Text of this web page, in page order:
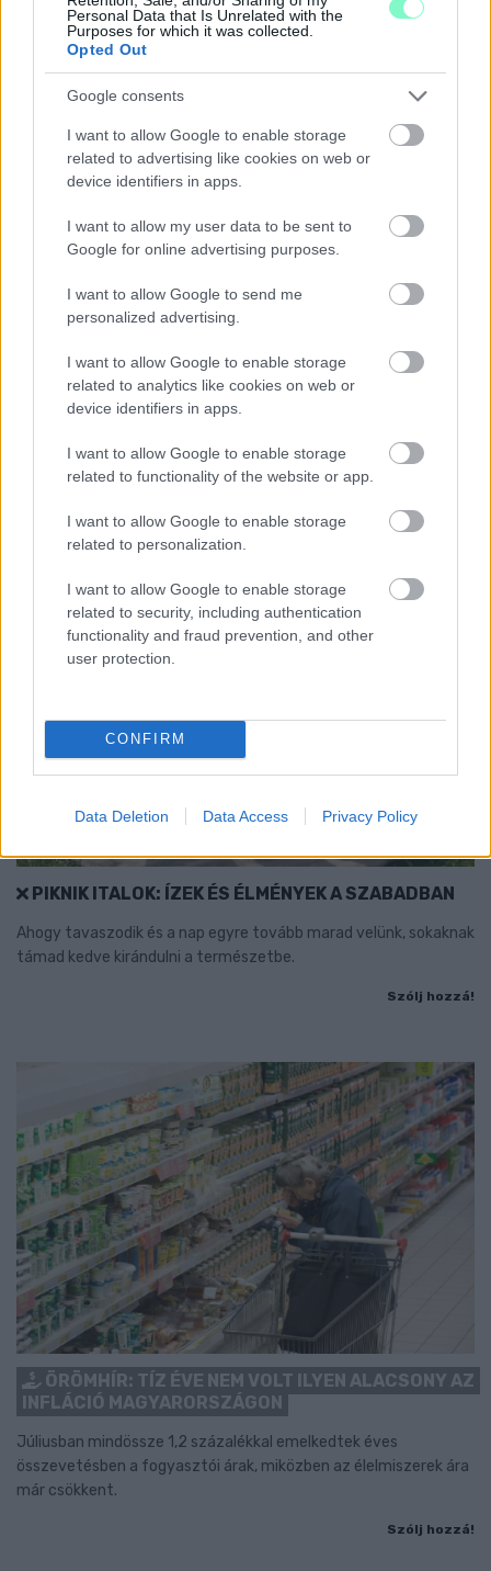
Personal Data that Is Unrelated with the
Purposes for which it was collected.
Opted Out
Google consents
I want to allow Google to enable storage
related to advertising like cookies on web or
device identifiers in apps.
I want to allow my user data to be sent to
Google for online advertising purposes.
I want to allow Google to send me
personalized advertising.
I want to allow Google to enable storage
related to analytics like cookies on web or
device identifiers in apps.
I want to allow Google to enable storage
related to functionality of the website or app.
I want to allow Google to enable storage
related to personalization.
I want to allow Google to enable storage
related to security, including authentication
functionality and fraud prevention, and other
user protection.
CONFIRM
Data Deletion Data Access Privacy Policy
KÉT RÉSZLETBEN ÉRKEZIK A 100 EZER FORINTOS
IGÉNYELNI
Az első 50 ezer forintot még a tanévkezdés előtt folyósítja a
formájában érkezik.
PIKNIK ITALOK: ÍZEK ÉS ÉLMÉNYEK A SZABADBAN
Ahogy tavaszodik és a nap egyre tovább marad velünk, sokaknak
támad kedve kirándulni a természetbe.
Szólj hozzá!
ÖRÖMHÍR: TÍZ ÉVE NEM VOLT ILYEN ALACSONY AZ
INFLÁCIÓ MAGYARORSZÁGON
Júliusban mindössze 1,2 százalékkal emelkedtek éves
összevetésben a fogyasztói árak, miközben az élelmiszerek ára
már csökkent.
Szólj hozzá!